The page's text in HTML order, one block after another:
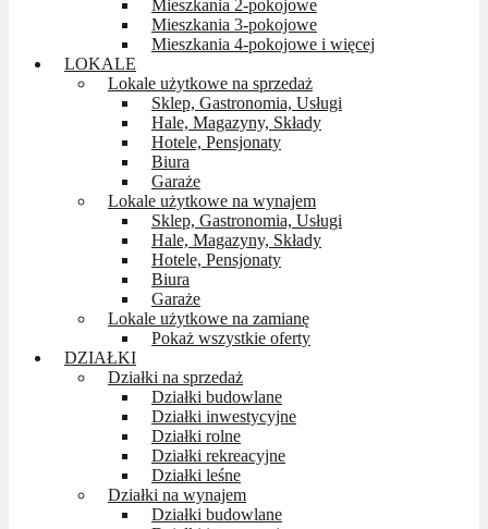
Mieszkania 2-pokojowe
Mieszkania 3-pokojowe
Mieszkania 4-pokojowe i więcej
LOKALE
Lokale użytkowe na sprzedaż
Sklep, Gastronomia, Usługi
Hale, Magazyny, Składy
Hotele, Pensjonaty
Biura
Garaże
Lokale użytkowe na wynajem
Sklep, Gastronomia, Usługi
Hale, Magazyny, Składy
Hotele, Pensjonaty
Biura
Garaże
Lokale użytkowe na zamianę
Pokaż wszystkie oferty
DZIAŁKI
Działki na sprzedaż
Działki budowlane
Działki inwestycyjne
Działki rolne
Działki rekreacyjne
Działki leśne
Działki na wynajem
Działki budowlane